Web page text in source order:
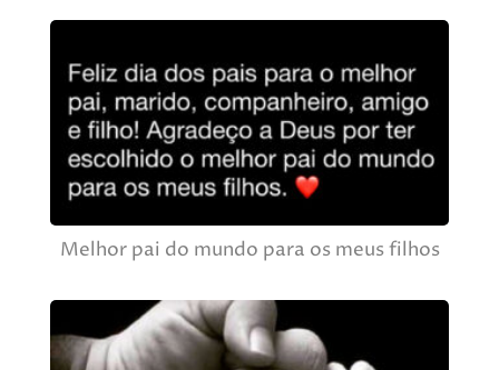
Melhor pai do mundo para os meus filhos